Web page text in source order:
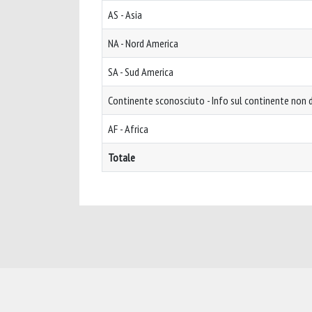
AS - Asia
NA - Nord America
SA - Sud America
Continente sconosciuto - Info sul continente non
AF - Africa
Totale